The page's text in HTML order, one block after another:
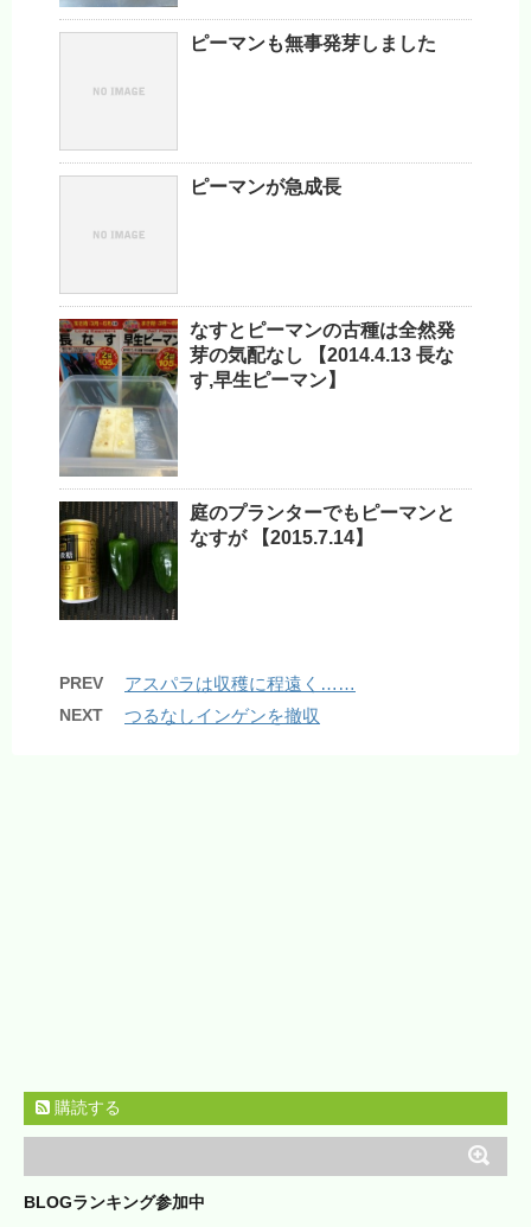
ピーマンも無事発芽しました
ピーマンが急成長
なすとピーマンの古種は全然発
芽の気配なし 【2014.4.13 長な
す,早生ピーマン】
庭のプランターでもピーマンと
なすが 【2015.7.14】
PREV アスパラは収穫に程遠く……
NEXT つるなしインゲンを撤収
購読する
BLOGランキング参加中